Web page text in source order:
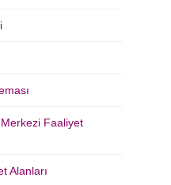
Faaliyet
Alanları